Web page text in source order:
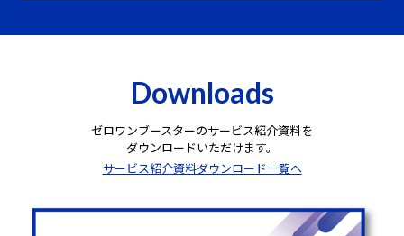
Downloads
ゼロワンブースターのサービス紹介資料を
ダウンロードいただけます。
サービス紹介資料ダウンロード一覧へ